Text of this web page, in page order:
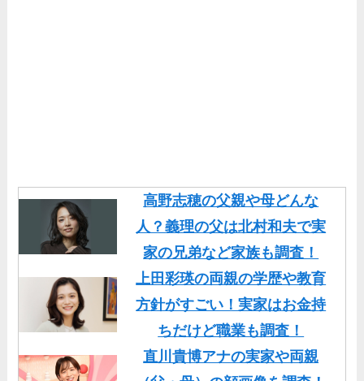
高野志穂の父親や母どんな
人？義理の父は北村和夫で実
家の兄弟など家族も調査！
上田彩瑛の両親の学歴や教育
方針がすごい！実家はお金持
ちだけど職業も調査！
直川貴博アナの実家や両親